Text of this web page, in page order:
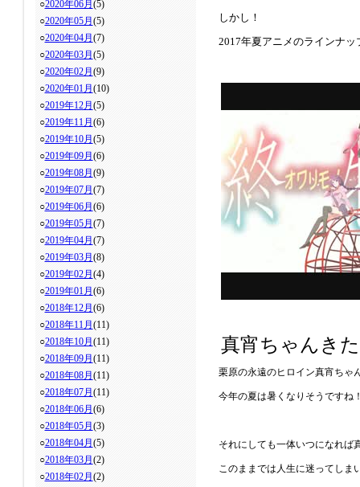
○2020年06月 (5)
○2020年05月 (5)
○2020年04月 (7)
○2020年03月 (5)
○2020年02月 (9)
○2020年01月 (10)
○2019年12月 (5)
○2019年11月 (6)
○2019年10月 (5)
○2019年09月 (6)
○2019年08月 (9)
○2019年07月 (7)
○2019年06月 (6)
○2019年05月 (7)
○2019年04月 (7)
○2019年03月 (8)
○2019年02月 (4)
○2019年01月 (6)
○2018年12月 (6)
○2018年11月 (11)
○2018年10月 (11)
○2018年09月 (11)
○2018年08月 (11)
○2018年07月 (11)
○2018年06月 (6)
○2018年05月 (3)
○2018年04月 (5)
○2018年03月 (2)
○2018年02月 (2)
しかし！
2017年夏アニメのラインナッ
真宵ちゃんき
栗原の永遠のヒロイン真宵ちゃ
今年の夏は暑くなりそうですね
それにしても一体いつになれ
このままでは人生に迷ってしま